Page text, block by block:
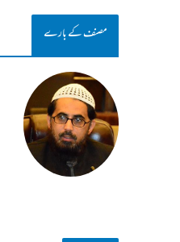
مصنف کے بارے